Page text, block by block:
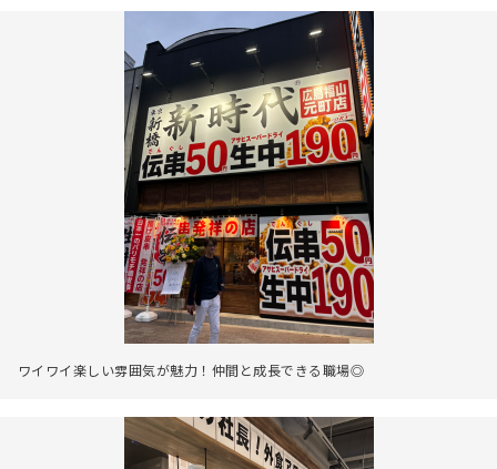
ワイワイ楽しい雰囲気が魅力！仲間と成長できる職場◎